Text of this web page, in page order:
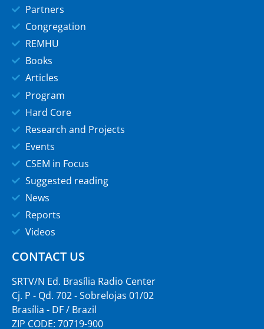
Partners
Congregation
REMHU
Books
Articles
Program
Hard Core
Research and Projects
Events
CSEM in Focus
Suggested reading
News
Reports
Videos
CONTACT US
SRTV/N Ed. Brasília Radio Center
Cj. P - Qd. 702 - Sobrelojas 01/02
Brasília - DF / Brazil
ZIP CODE: 70719-900